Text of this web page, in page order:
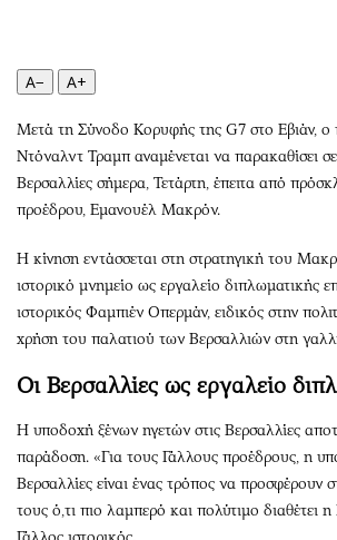
Κόσμος
Πολιτισμός
Σινεμά
Θέατρο-Χορός
Εικαστικά
Βιβλίο
Χειρόγραφα
Wine
A− A+
Μετά τη Σύνοδο Κορυφής της G7 στο Εβιάν,
Ντόναλντ Τραμπ αναμένεται να παρακαθίσει σε
Βερσαλλίες σήμερα, Τετάρτη, έπειτα από
προέδρου, Εμανουέλ Μακρόν.
Η κίνηση εντάσσεται στη στρατηγική του
ιστορικό μνημείο ως εργαλείο διπλωματικής
ιστορικός Φαμπιέν Οπερμάν, ειδικός στην
χρήση του παλατιού των Βερσαλλιών στη
Οι Βερσαλλίες ως εργαλείο
Η υποδοχή ξένων ηγετών στις Βερσαλλίες
παράδοση. «Για τους Γάλλους προέδρους, η
Βερσαλλίες είναι ένας τρόπος να προσφέρουν
τους ό,τι πιο λαμπερό και πολύτιμο διαθέτει η